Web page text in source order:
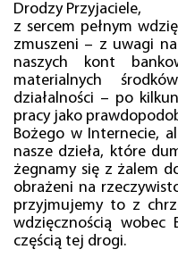
Drodzy Przyjaciele,
z sercem pełnym
zmuszeni – z uwagi
naszych kont
materialnych
działalności – po
pracy jako
Bożego w Internecie,
nasze dzieła, które
żegnamy się z żalem
obrażeni na
przyjmujemy to z
wdzięcznością wobec
częścią tej drogi.